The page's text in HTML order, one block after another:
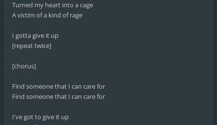
Turned my heart into a cage
A victim of a kind of rage
I gotta give it up
[repeat twice]
[chorus]
Find someone that I can care for
Find someone that I can care for
I've got to give it up